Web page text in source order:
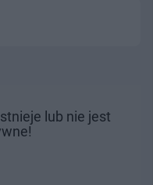
lub nie jest